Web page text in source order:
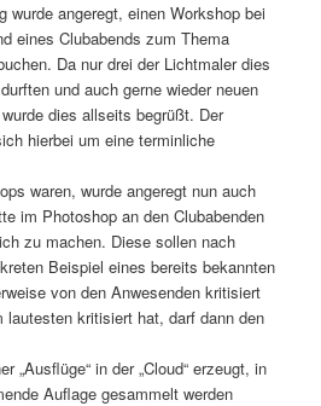
wurde angeregt, einen Workshop bei
eines Clubabends zum Thema
Da nur drei der Lichtmaler dies
und auch gerne wieder neuen
dies allseits begrüßt. Der
hierbei um eine terminliche
waren, wurde angeregt nun auch
im Photoshop an den Clubabenden
zu machen. Diese sollen nach
Beispiel eines bereits bekannten
von den Anwesenden kritisiert
kritisiert hat, darf dann den
„Ausflüge“ in der „Cloud“ erzeugt, in
Auflage gesammelt werden